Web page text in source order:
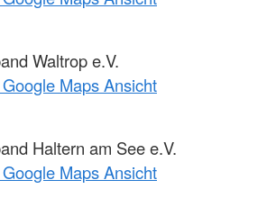
Waltrop e.V.
Maps Ansicht
Haltern am See e.V.
Maps Ansicht